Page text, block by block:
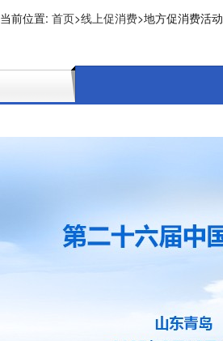
当前位置: 首页>线上促消费>地方促消费活动